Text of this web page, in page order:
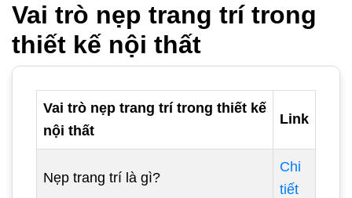
Vai trò nẹp trang trí trong
thiết kế nội thất
Vai trò nẹp trang trí trong thiết kế
nội thất
Link
Nẹp trang trí là gì?
Chi
tiết